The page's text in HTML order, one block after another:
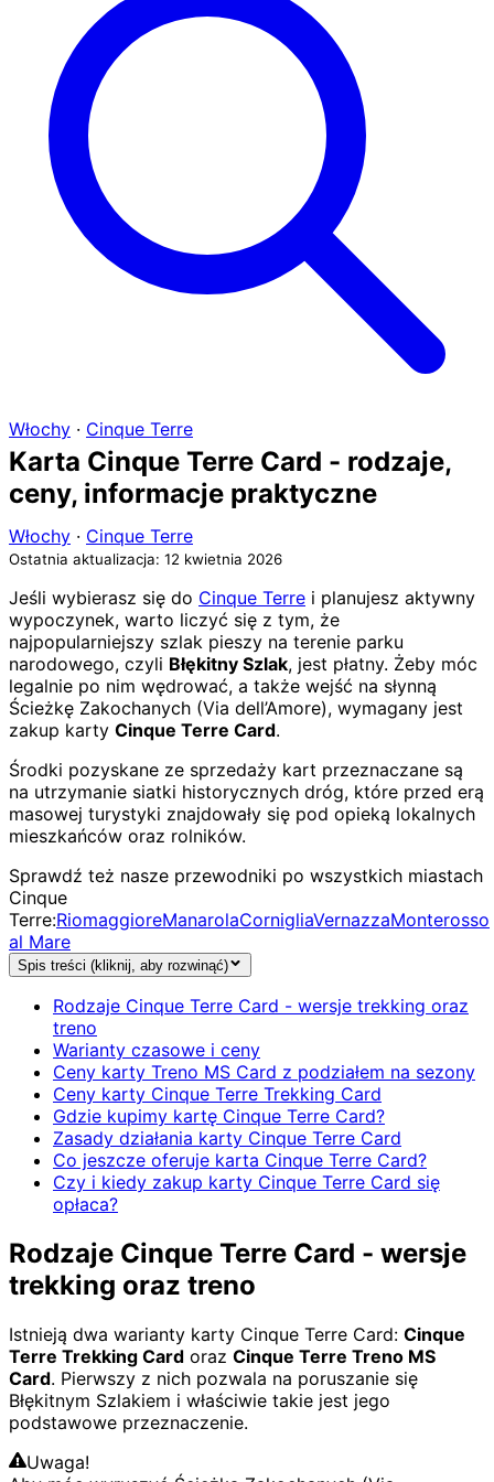
Włochy · Cinque Terre
Karta Cinque Terre Card - rodzaje,
ceny, informacje praktyczne
Włochy · Cinque Terre
Ostatnia aktualizacja: 12 kwietnia 2026
Jeśli wybierasz się do Cinque Terre i planujesz aktywny
wypoczynek, warto liczyć się z tym, że
najpopularniejszy szlak pieszy na terenie parku
narodowego, czyli Błękitny Szlak, jest płatny. Żeby móc
legalnie po nim wędrować, a także wejść na słynną
Ścieżkę Zakochanych (Via dell’Amore), wymagany jest
zakup karty Cinque Terre Card.
Środki pozyskane ze sprzedaży kart przeznaczane są
na utrzymanie siatki historycznych dróg, które przed erą
masowej turystyki znajdowały się pod opieką lokalnych
mieszkańców oraz rolników.
Sprawdź też nasze przewodniki po wszystkich miastach
Cinque
Terre:RiomaggioreManarolaCornigliaVernazzaMonterosso
al Mare
Spis treści (kliknij, aby rozwinąć)
Rodzaje Cinque Terre Card - wersje trekking oraz
treno
Warianty czasowe i ceny
Ceny karty Treno MS Card z podziałem na sezony
Ceny karty Cinque Terre Trekking Card
Gdzie kupimy kartę Cinque Terre Card?
Zasady działania karty Cinque Terre Card
Co jeszcze oferuje karta Cinque Terre Card?
Czy i kiedy zakup karty Cinque Terre Card się
opłaca?
Rodzaje Cinque Terre Card - wersje
trekking oraz treno
Istnieją dwa warianty karty Cinque Terre Card: Cinque
Terre Trekking Card oraz Cinque Terre Treno MS
Card. Pierwszy z nich pozwala na poruszanie się
Błękitnym Szlakiem i właściwie takie jest jego
podstawowe przeznaczenie.
Uwaga!